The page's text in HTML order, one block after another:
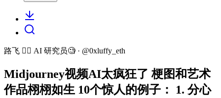
路飞 🏴‍☠️ AI 研究员🧐 · @0xluffy_eth
Midjourney视频AI太疯狂了 梗图和艺术
作品栩栩如生 10个惊人的例子： 1. 分心